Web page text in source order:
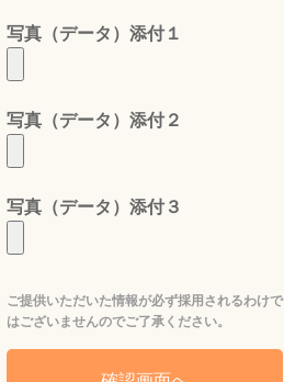
写真（データ）添付１
写真（データ）添付２
写真（データ）添付３
ご提供いただいた情報が必ず採用されるわけで
はございませんのでご了承ください。